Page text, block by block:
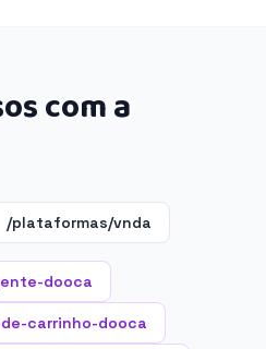
com a
/plataformas/vnda
dooca
carrinho-dooca